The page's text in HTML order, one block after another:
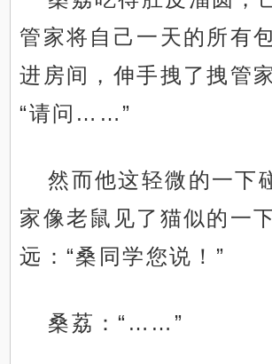
管家将自己一天的所有
进房间，伸手拽了拽管
“请问……”
然而他这轻微的一下
家像老鼠见了猫似的一
远：“桑同学您说！”
桑荔：“……”